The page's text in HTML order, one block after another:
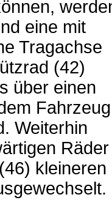
eine mit
Tragachse
(42)
über einen
Fahrzeug
Weiterhin
Räder
kleineren